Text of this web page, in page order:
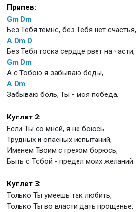
Припев:
Gm Dm
Без Тебя темно, без Тебя нет счастья,
A Dm D
Без Тебя тоска сердце рвет на части,
Gm Dm
А с Тобою я забываю беды,
A Dm
Забываю боль, Ты - моя победа.
Куплет 2:
Если Ты со мной, я не боюсь
Трудных и опасных испытаний,
Именем Твоим с грехом борюсь,
Быть с Тобой - предел моих желаний.
Куплет 3:
Только Ты умеешь так любить,
Только Ты во власти дать прощенье,